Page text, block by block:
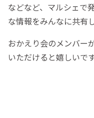
などなど、マルシェで
な情報をみんなに共有
おかえり会のメンバー
いただけると嬉しいで